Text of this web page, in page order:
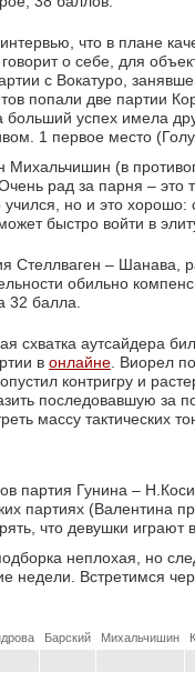
что в плане
о себе, для
с Вокатуро,
попали две партии
больший успех имела
1 первое место
Михальчишин (в
рад за парня – это
но и это
быстро войти в
Стеллваген – Шанава,
обильно
32 балла.
схватка аутсайдера
в онлайне . Виорел
контригру и
последовавшую за
массу тактических
партия Гунина –
партиях
что девушки играют
неплохая, но
недели. Встретимся
Барский Михальчишин